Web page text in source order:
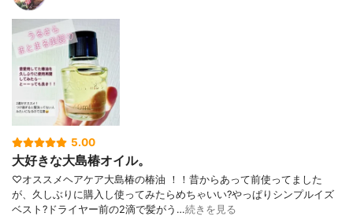
5.00
大好きな大島椿オイル。
♡オススメヘアケア大島椿の椿油 ！！昔からあって前使ってました
が、久しぶりに購入し使ってみたらめちゃいい?やっぱりシンプルイズ
ベスト?ドライヤー前の2滴で髪がう…続きを見る